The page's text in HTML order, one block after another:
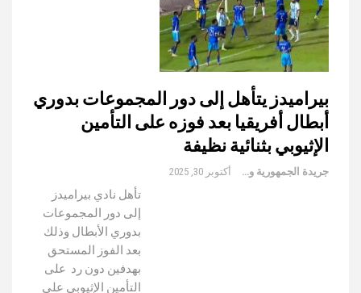
بيراميدز يتأهل إلى دور المجموعات بدوري
أبطال أفريقيا بعد فوزه على التأمين
الإثيوبي بثنائية نظيفة
جريدة الجمهورية والعالم أكتوبر 30, 2025
تأهل نادي بيراميدز
إلى دور المجموعات
بدوري الأبطال وذلك
بعد الفوز المستحق
بهدفين دون رد على
التأمين الإثيوبي على